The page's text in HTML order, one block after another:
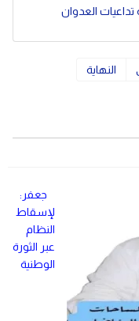
العدوان
النهاية
جعفر:
لإسقاط
النظام
عبر الثورة
الوطنية